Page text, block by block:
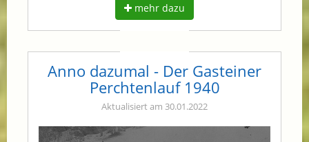
mehr dazu
Anno dazumal - Der Gasteiner
Perchtenlauf 1940
Aktualisiert am 30.01.2022